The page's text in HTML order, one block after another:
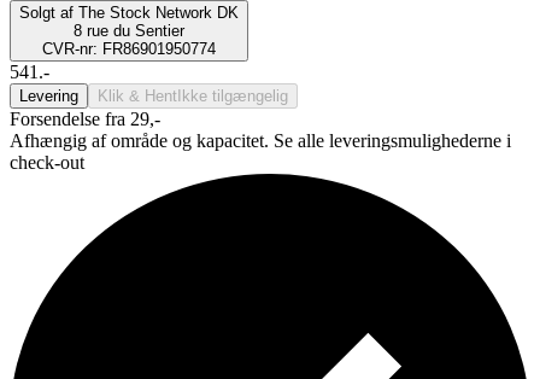
Solgt af The Stock Network DK
8 rue du Sentier
CVR-nr: FR86901950774
541.-
Levering Klik & Hent Ikke tilgængelig
Forsendelse fra 29,-
Afhængig af område og kapacitet. Se alle leveringsmulighederne i
check-out